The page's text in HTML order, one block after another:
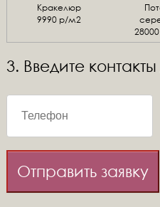
Кракелюр
9990 р/м2
3. Введите контакты
Отправить заявку